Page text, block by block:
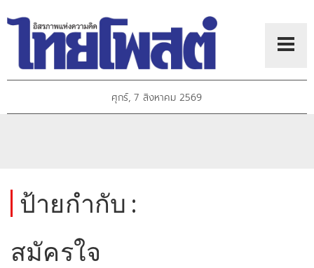
ศุกร์, 7 สิงหาคม 2569
ป้ายกำกับ :
สมัครใจ